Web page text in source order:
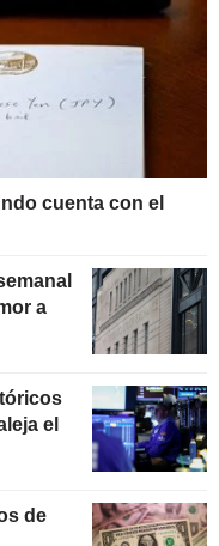
cuenta con el
a
el
de